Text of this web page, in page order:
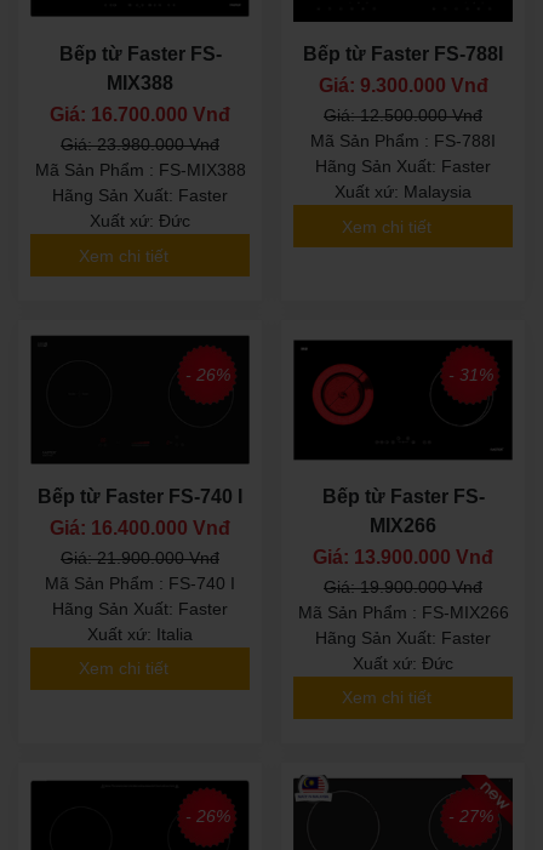
Bếp từ Faster FS-
MIX388
Giá: 16.700.000 Vnđ
Giá: 23.980.000 Vnđ
Mã Sản Phẩm : FS-MIX388
Hãng Sản Xuất: Faster
Xuất xứ: Đức
Xem chi tiết
Bếp từ Faster FS-788I
Giá: 9.300.000 Vnđ
Giá: 12.500.000 Vnđ
Mã Sản Phẩm : FS-788I
Hãng Sản Xuất: Faster
Xuất xứ: Malaysia
Xem chi tiết
- 26%
Bếp từ Faster FS-740 I
Giá: 16.400.000 Vnđ
Giá: 21.900.000 Vnđ
Mã Sản Phẩm : FS-740 I
Hãng Sản Xuất: Faster
Xuất xứ: Italia
Xem chi tiết
- 31%
Bếp từ Faster FS-
MIX266
Giá: 13.900.000 Vnđ
Giá: 19.900.000 Vnđ
Mã Sản Phẩm : FS-MIX266
Hãng Sản Xuất: Faster
Xuất xứ: Đức
Xem chi tiết
- 26% - 27%